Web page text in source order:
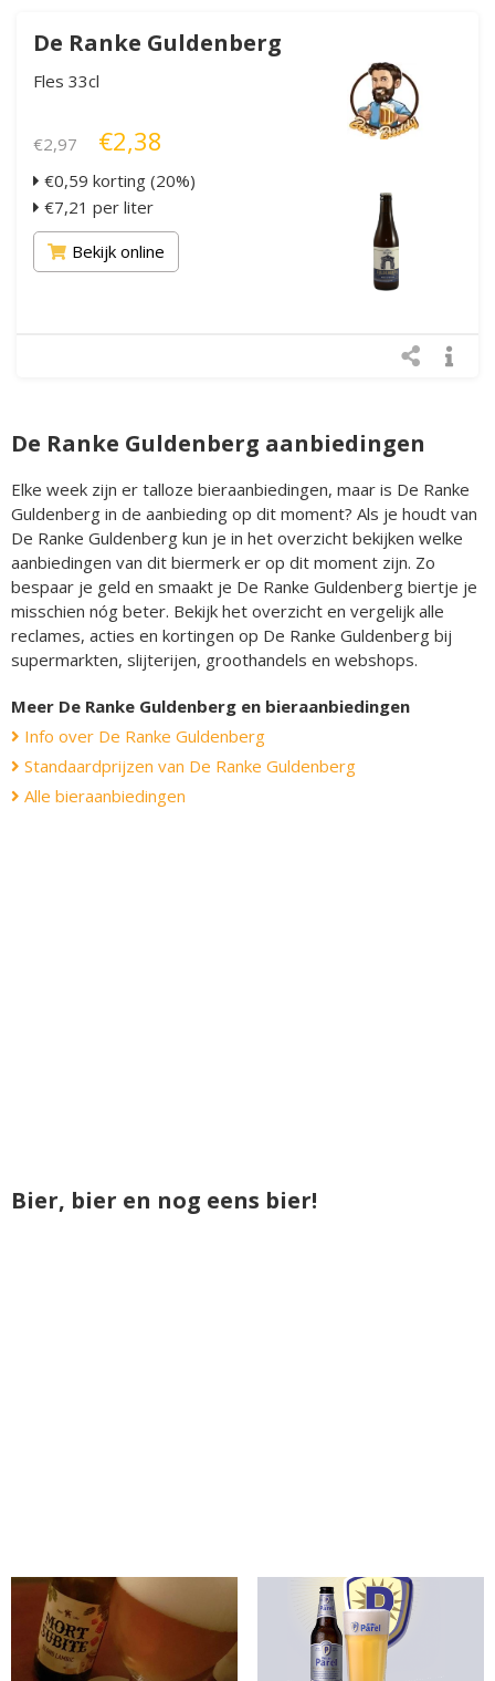
De Ranke Guldenberg
Fles 33cl
€2,97 €2,38
€0,59 korting (20%)
€7,21 per liter
Bekijk online
De Ranke Guldenberg aanbiedingen
Elke week zijn er talloze bieraanbiedingen, maar is De Ranke
Guldenberg in de aanbieding op dit moment? Als je houdt van
De Ranke Guldenberg kun je in het overzicht bekijken welke
aanbiedingen van dit biermerk er op dit moment zijn. Zo
bespaar je geld en smaakt je De Ranke Guldenberg biertje je
misschien nóg beter. Bekijk het overzicht en vergelijk alle
reclames, acties en kortingen op De Ranke Guldenberg bij
supermarkten, slijterijen, groothandels en webshops.
Meer De Ranke Guldenberg en bieraanbiedingen
Info over De Ranke Guldenberg
Standaardprijzen van De Ranke Guldenberg
Alle bieraanbiedingen
Bier, bier en nog eens bier!